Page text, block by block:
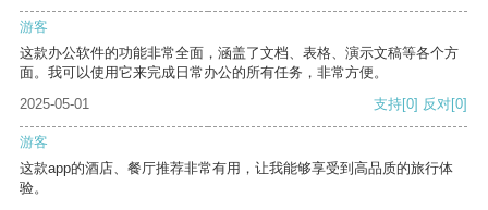
游客
这款办公软件的功能非常全面，涵盖了文档、表格、演示文稿等各个方
面。我可以使用它来完成日常办公的所有任务，非常方便。
2025-05-01
支持[0] 反对[0]
游客
这款app的酒店、餐厅推荐非常有用，让我能够享受到高品质的旅行体
验。